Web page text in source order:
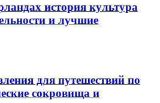
история культура
и лучшие
для путешествий по
сокровища и